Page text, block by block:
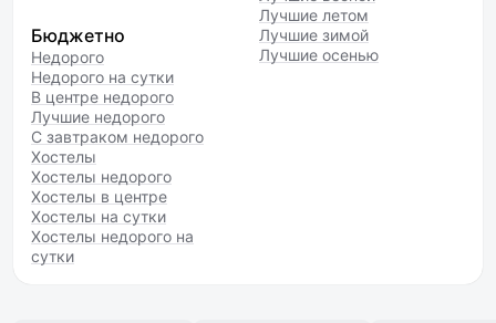
Бюджетно
Недорого
Недорого на сутки
В центре недорого
Лучшие недорого
С завтраком недорого
Хостелы
Хостелы недорого
Хостелы в центре
Хостелы на сутки
Хостелы недорого на
сутки
Лучшие летом
Лучшие зимой
Лучшие осенью